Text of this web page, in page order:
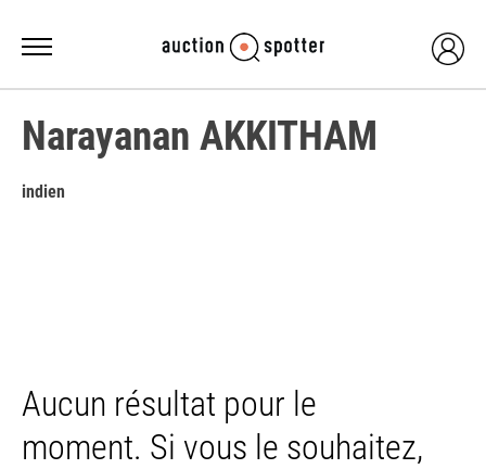
Narayanan AKKITHAM
indien
Aucun résultat pour le
moment. Si vous le souhaitez,